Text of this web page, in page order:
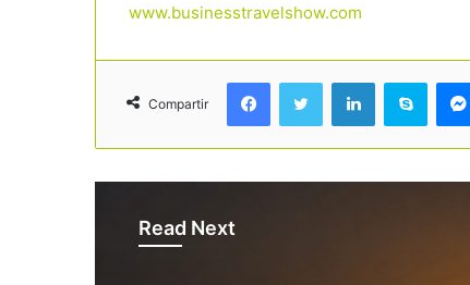
www.businesstravelshow.com
Compartir
Read Next